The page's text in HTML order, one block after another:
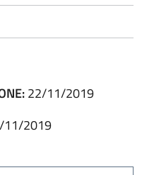
22/11/2019
11/2019